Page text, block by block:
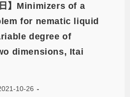
日】Minimizers of a
for nematic liquid
degree of
dimensions, Itai
10-26